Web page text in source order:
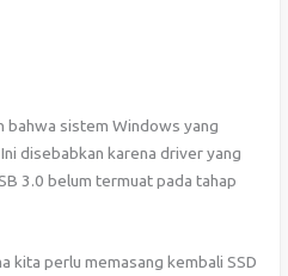
bahwa sistem Windows yang
disebabkan karena driver yang
3.0 belum termuat pada tahap
kita perlu memasang kembali SSD